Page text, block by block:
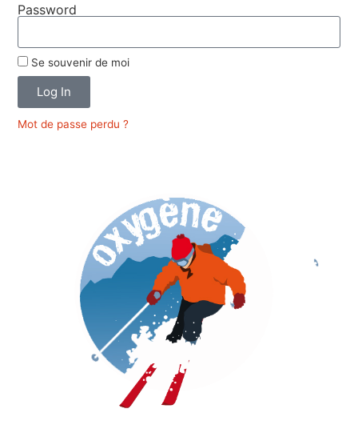
Password
Se souvenir de moi
Log In
Mot de passe perdu ?